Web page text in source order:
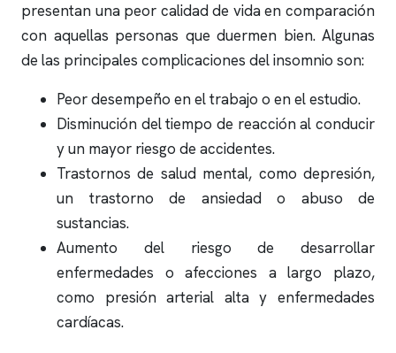
presentan una peor calidad de vida en comparación
con aquellas personas que duermen bien. Algunas
de las principales complicaciones delinsomnio son:
Peor desempeño en el trabajo o en el estudio.
Disminución del tiempo de reacción al conducir
y un mayor riesgo de accidentes.
Trastornos de salud mental, como depresión,
un trastorno de ansiedad o abuso de
sustancias.
Aumento del riesgo de desarrollar
enfermedades o afecciones a largo plazo,
como presión arterial alta y enfermedades
cardíacas.